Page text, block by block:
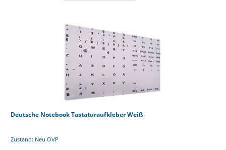
Deutsche Notebook Tastaturaufkleber Weiß
Zustand: Neu OVP